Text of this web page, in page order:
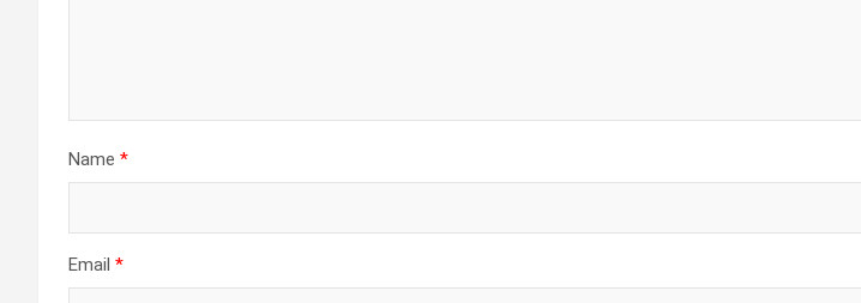
Name *
Email *